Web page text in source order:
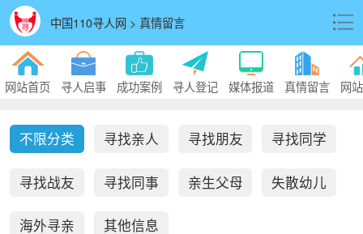
中国110寻人网 > 真情留言
网站首页 寻人启事 成功案例 寻人登记 媒体报道 真情留言 网
不限分类 寻找亲人 寻找朋友 寻找同学
寻找战友 寻找同事 亲生父母 失散幼儿
海外寻亲 其他信息